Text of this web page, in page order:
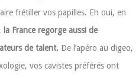
frétiller vos papilles. Eh oui, en
la France regorge aussi de
de talent. De l’apéro au digeo,
vos cavistes préférés ont